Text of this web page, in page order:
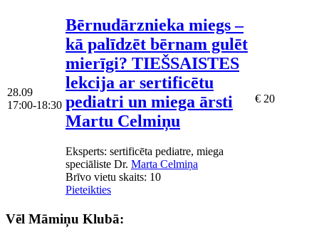
28.09
17:00-18:30
Bērnudārznieka miegs –
kā palīdzēt bērnam gulēt
mierīgi? TIEŠSAISTES
lekcija ar sertificētu
pediatri un miega ārsti
Martu Celmiņu
Eksperts: sertificēta pediatre, miega
speciāliste Dr. Marta Celmiņa
Brīvo vietu skaits: 10
Pieteikties
€ 20
Vēl Māmiņu Klubā: